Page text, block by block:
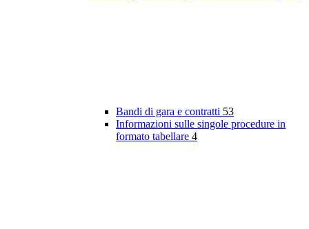
Bandi di gara e contratti 53
Informazioni sulle singole procedure in
formato tabellare 4